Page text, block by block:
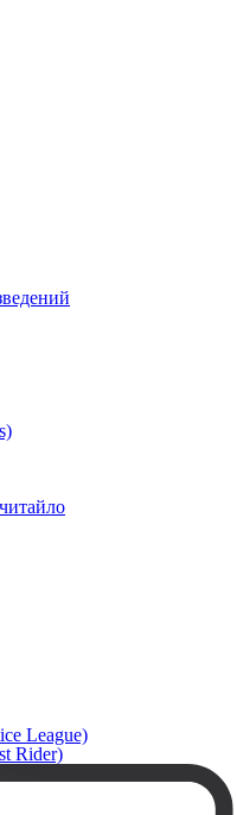
League)
Rider)